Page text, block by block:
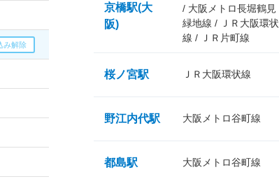
京橋駅(大
阪)
/ 大阪メトロ長堀鶴見
緑地線 / ＪＲ大阪環状
線 / ＪＲ片町線
桜ノ宮駅 ＪＲ大阪環状線
野江内代駅 大阪メトロ谷町線
都島駅 大阪メトロ谷町線